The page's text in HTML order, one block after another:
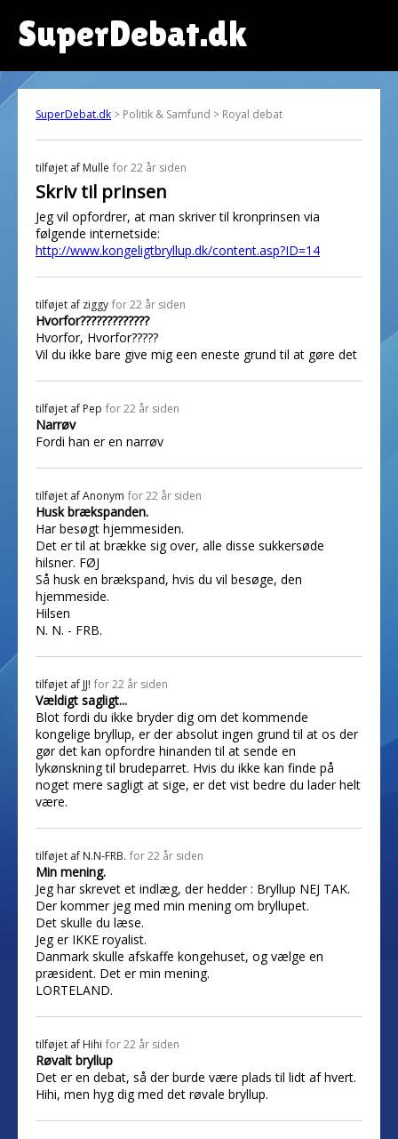
SuperDebat.dk
SuperDebat.dk > Politik & Samfund > Royal debat
tilføjet af Mulle for 22 år siden
Skriv til prinsen
Jeg vil opfordrer, at man skriver til kronprinsen via
følgende internetside:
http://www.kongeligtbryllup.dk/content.asp?ID=14
tilføjet af ziggy for 22 år siden
Hvorfor?????????????
Hvorfor, Hvorfor?????
Vil du ikke bare give mig een eneste grund til at gøre det
tilføjet af Pep for 22 år siden
Narrøv
Fordi han er en narrøv
tilføjet afAnonym for 22 år siden
Husk brækspanden.
Har besøgt hjemmesiden.
Det er til at brække sig over, alle disse sukkersøde
hilsner. FØJ
Så husk en brækspand, hvis du vil besøge, den
hjemmeside.
Hilsen
N. N. - FRB.
tilføjet af JJ! for 22 år siden
Vældigt sagligt...
Blot fordi du ikke bryder dig om det kommende
kongelige bryllup, er der absolut ingen grund til at os der
gør det kan opfordre hinanden til at sende en
lykønskning til brudeparret. Hvis du ikke kan finde på
noget mere sagligt at sige, er det vist bedre du lader helt
være.
tilføjet af N.N-FRB. for 22 år siden
Min mening.
Jeg har skrevet et indlæg, der hedder : Bryllup NEJ TAK.
Der kommer jeg med min mening om bryllupet.
Det skulle du læse.
Jeg er IKKE royalist.
Danmark skulle afskaffe kongehuset, og vælge en
præsident. Det er min mening.
LORTELAND.
tilføjet af Hihi for 22 år siden
Røvalt bryllup
Det er en debat, så der burde være plads til lidt af hvert.
Hihi, men hyg dig med det røvale bryllup.